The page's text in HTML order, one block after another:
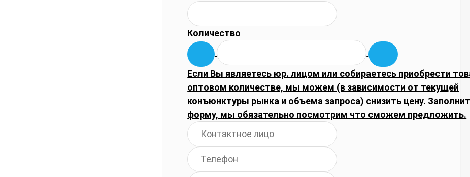
Количество
Если Вы являетесь юр. лицом или собираетесь приобрести
оптовом количестве, мы можем (в зависимости от текущей
конъюнктуры рынка и объема запроса) снизить цену.
форму, мы обязательно посмотрим что сможем предложить.